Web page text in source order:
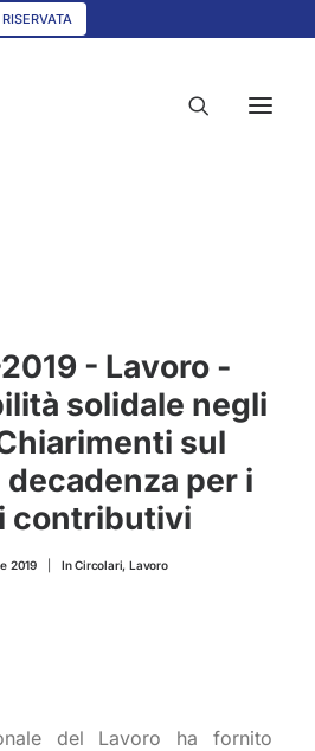
- Lavoro -
solidale negli
sul
per i
contributivi
2019 InCircolari,Lavoro
del Lavoro ha fornito